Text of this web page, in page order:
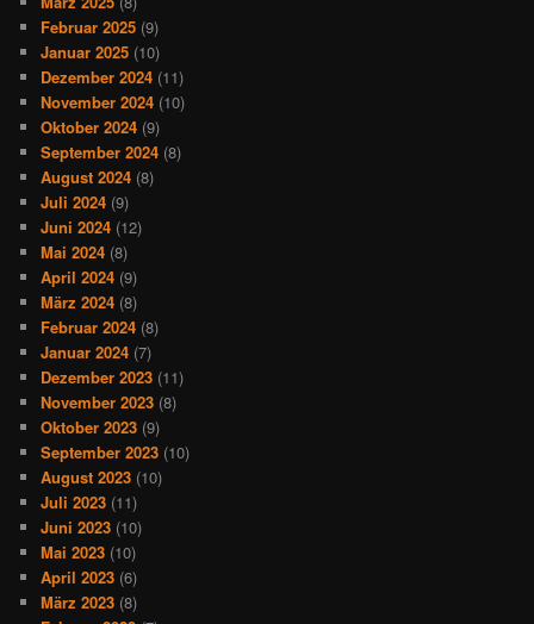
Februar 2025 (9)
Januar 2025 (10)
Dezember 2024 (11)
November 2024 (10)
Oktober 2024 (9)
September 2024 (8)
August 2024 (8)
Juli 2024 (9)
Juni 2024 (12)
Mai 2024 (8)
April 2024 (9)
März 2024 (8)
Februar 2024 (8)
Januar 2024 (7)
Dezember 2023 (11)
November 2023 (8)
Oktober 2023 (9)
September 2023 (10)
August 2023 (10)
Juli 2023 (11)
Juni 2023 (10)
Mai 2023 (10)
April 2023 (6)
März 2023 (8)